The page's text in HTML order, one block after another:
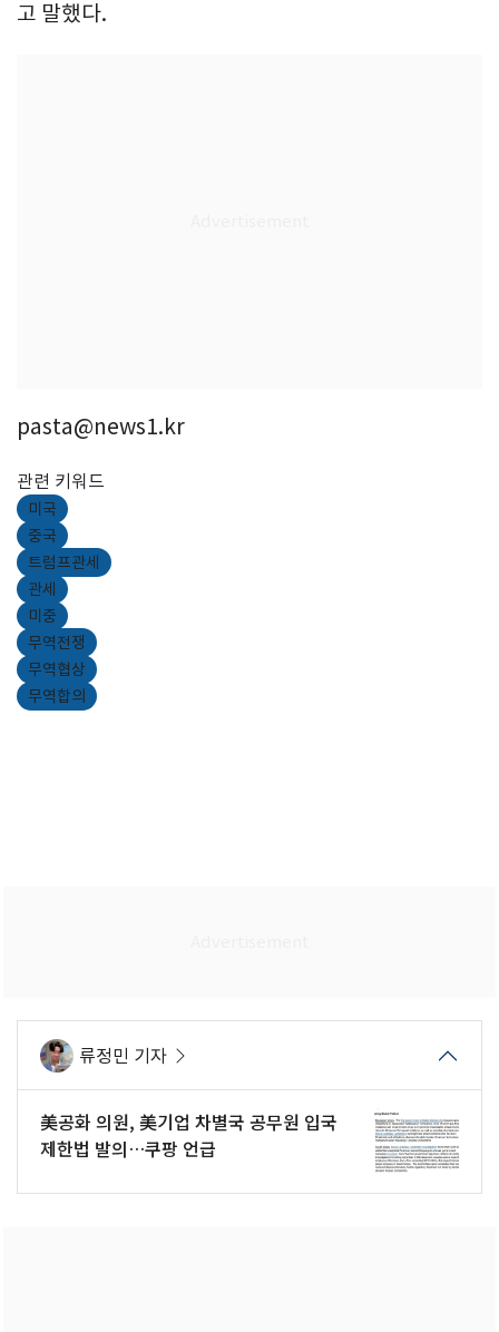
고 말했다.
pasta@news1.kr
관련 키워드
미국
중국
트럼프관세
관세
미중
무역전쟁
무역협상
무역합의
류정민 기자
美공화 의원, 美기업 차별국 공무원 입국
제한법 발의…쿠팡 언급